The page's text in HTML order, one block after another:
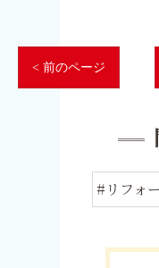
< 前のページ
#リフォ